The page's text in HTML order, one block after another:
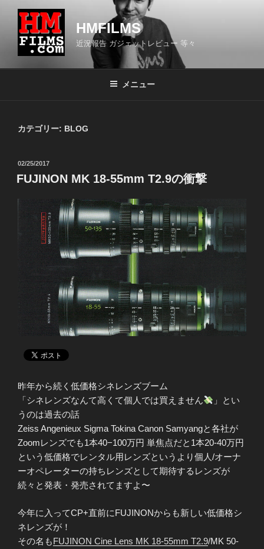
HMFILMS
近況報告 ガジェットレビュー 等々
メニュー
カテゴリー: BLOG
投
稿
日:
02/25/2017
FUJINON MK 18-55mm T2.9の衝撃
昨年から続く低価格シネレンズブーム
「シネレンズなんて高くて個人では買えません
」とい
うのは過去の話
Zeiss Angenieux Sigma Tokina Canon Samyangと各社が
Zoomレンズでも1本40−100万円 単焦点だと1本20-40万円
という低価格でレンタル用レンズというより個人/オーナ
ーオペレーターの持ちレンズとして期待するレンズが
続々と発表・発売されてますよ〜
今年に入ってCP+直前にFUJINONからも新しい低価格シ
ネレンズが！
その名もFUJINON Cine Lens MK 18-55mm T2.9/MK 50-